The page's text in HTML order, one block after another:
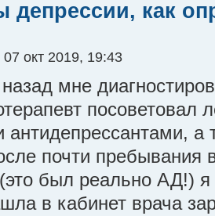
депрессии, как
07 окт 2019, 19:43
мне
посоветовал
антидепрессантами, а
почти пребывания
был реально АД!)
в кабинет врача